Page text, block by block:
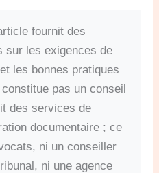
fournit des
sur les exigences de
les bonnes pratiques
pas un conseil
des services de
documentaire ; ce
ni un conseiller
ni une agence